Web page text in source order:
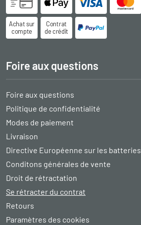
Achat sur
compte
Contrat
de crédit
Foire aux questions
Foire aux questions
Politique de confidentialité
Modes de paiement
Livraison
Directive Européenne sur les batteries
Conditons générales de vente
Droit de rétractation
Se rétracter du contrat
Retours
Paramètres des cookies